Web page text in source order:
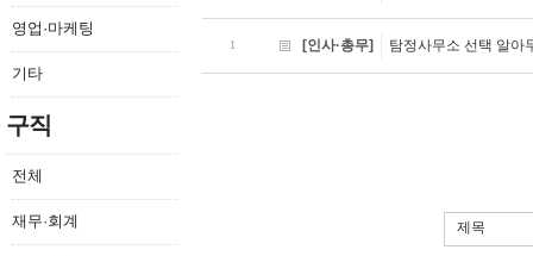
영업·마케팅
기타
구직
전체
재무·회계
1 [인사·총무] 탐정사무소 선택 알아
제목